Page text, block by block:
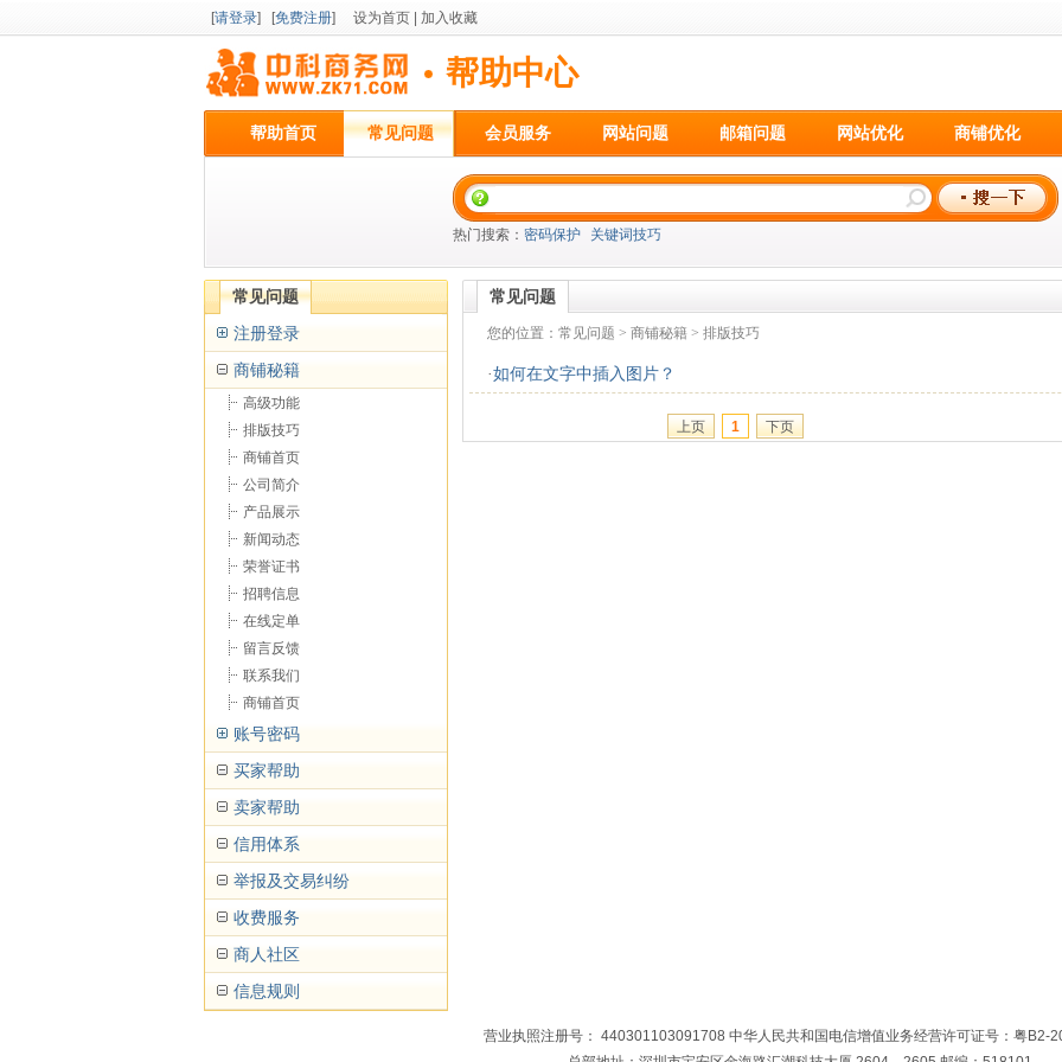
[请登录] [免费注册] 设为首页 加入收藏
帮助中心
帮助首页 常见问题 会员服务 网站问题 邮箱问题 网站优化 商铺优化
热门搜索： 密码保护 关键词技巧
常见问题
注册登录
商铺秘籍
高级功能
排版技巧
商铺首页
公司简介
产品展示
新闻动态
荣誉证书
招聘信息
在线定单
留言反馈
联系我们
商铺首页
账号密码
买家帮助
卖家帮助
信用体系
举报及交易纠纷
收费服务
商人社区
信息规则
常见问题
您的位置： 常见问题 > 商铺秘籍 > 排版技巧
·如何在文字中插入图片？
上页 1 下页
营业执照注册号： 440301103091708 中华人民共和国电信增值业务经营许可证号：粤B2-